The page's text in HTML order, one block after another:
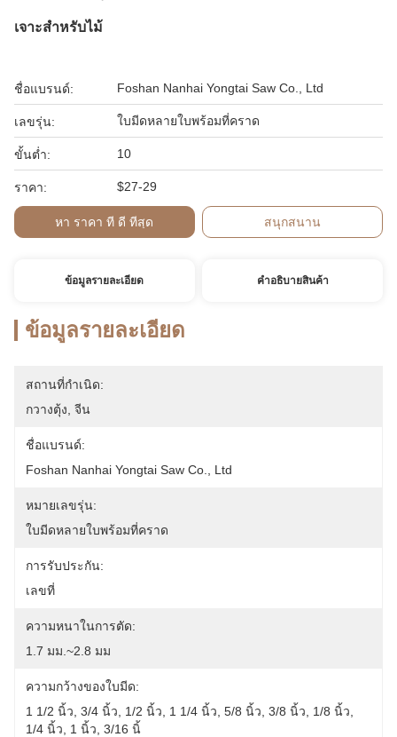
เจาะสําหรับไม้
ชื่อแบรนด์: Foshan Nanhai Yongtai Saw Co., Ltd
เลขรุ่น: ใบมีดหลายใบพร้อมที่คราด
ขั้นต่ำ: 10
ราคา: $27-29
หา ราคา ที่ ดี ที่สุด สนุกสนาน
ข้อมูลรายละเอียด คําอธิบายสินค้า
ข้อมูลรายละเอียด
สถานที่กำเนิด:
กวางตุ้ง, จีน
ชื่อแบรนด์:
Foshan Nanhai Yongtai Saw Co., Ltd
หมายเลขรุ่น:
ใบมีดหลายใบพร้อมที่คราด
การรับประกัน:
เลขที่
ความหนาในการตัด:
1.7 มม.~2.8 มม
ความกว้างของใบมีด:
1 1/2 นิ้ว, 3/4 นิ้ว, 1/2 นิ้ว, 1 1/4 นิ้ว, 5/8 นิ้ว, 3/8 นิ้ว, 1/8 นิ้ว,
1/4 นิ้ว, 1 นิ้ว, 3/16 นิ้